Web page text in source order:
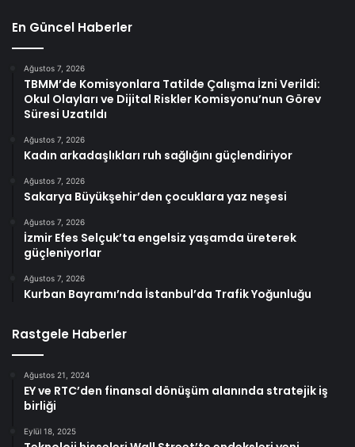
En Güncel Haberler
Ağustos 7, 2026
TBMM’de Komisyonlara Tatilde Çalışma İzni Verildi:
Okul Olayları ve Dijital Riskler Komisyonu’nun Görev
Süresi Uzatıldı
Ağustos 7, 2026
Kadın arkadaşlıkları ruh sağlığını güçlendiriyor
Ağustos 7, 2026
Sakarya Büyükşehir’den çocuklara yaz neşesi
Ağustos 7, 2026
İzmir Efes Selçuk’ta engelsiz yaşamda üreterek
güçleniyorlar
Ağustos 7, 2026
Kurban Bayramı’nda İstanbul’da Trafik Yoğunluğu
Rastgele Haberler
Ağustos 21, 2024
EY ve RTC’den finansal dönüşüm alanında stratejik iş
birliği
Eylül 18, 2025